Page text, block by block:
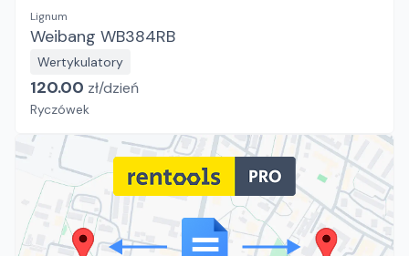
Lignum
Weibang WB384RB
Wertykulatory
120.00 zł/dzień
Ryczówek